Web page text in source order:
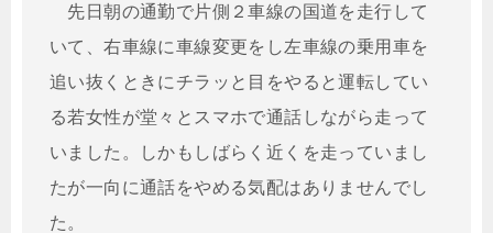
先日朝の通勤で片側２車線の国道を走行して
いて、右車線に車線変更をし左車線の乗用車を
追い抜くときにチラッと目をやると運転してい
る若女性が堂々とスマホで通話しながら走って
いました。しかもしばらく近くを走っていまし
たが一向に通話をやめる気配はありませんでし
た。